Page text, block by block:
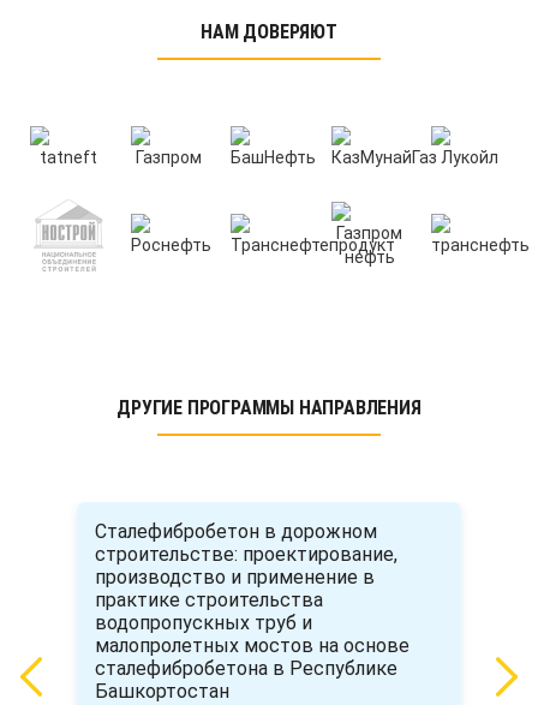
НАМ ДОВЕРЯЮТ
ДРУГИЕ ПРОГРАММЫ НАПРАВЛЕНИЯ
Сталефибробетон в дорожном
строительстве: проектирование,
производство и применение в
практике строительства
водопропускных труб и
малопролетных мостов на основе
сталефибробетона в Республике
Башкортостан